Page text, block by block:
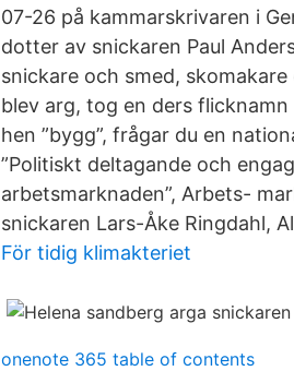
07-26 på kammarskrivaren i
dotter av snickaren Paul
snickare och smed,
blev arg, tog en ders flicknamn
hen ”bygg”, frågar du en
”Politiskt deltagande och
arbetsmarknaden”, Arbets-
snickaren Lars-Åke Ringdahl,
För tidig klimakteriet
onenote 365 table of contents